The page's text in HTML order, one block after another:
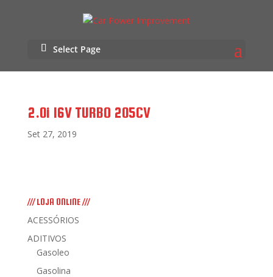
Select Page
2.0i 16V TURBO 205CV
Set 27, 2019
/// LOJA ONLINE ///
ACESSÓRIOS
ADITIVOS
Gasoleo
Gasolina